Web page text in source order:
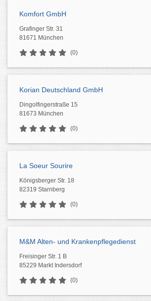
Komfort GmbH
Grafinger Str. 31
81671 München
(0)
Korian Deutschland GmbH
Dingolfingerstraße 15
81673 München
(0)
La Soeur Sourire
Königsberger Str. 18
82319 Starnberg
(0)
M&M Alten- und Krankenpflegedienst
Freisinger Str. 1 B
85229 Markt Indersdorf
(0)